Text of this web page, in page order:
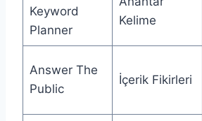
Keyword
Planner
Kelime
Answer The
Public
İçerik Fikirleri